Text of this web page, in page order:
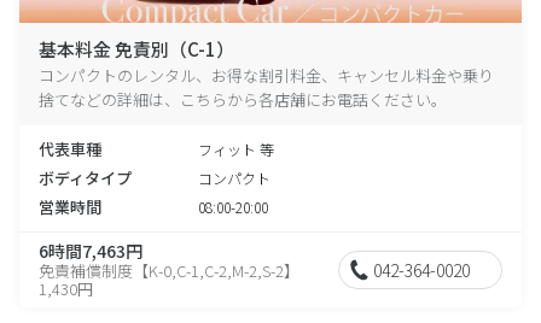
基本料金 免責別（C-1）
コンパクトのレンタル、お得な割引料金、キャンセル料金や乗り
捨てなどの詳細は、こちらから各店舗にお電話ください。
代表車種 フィット 等
ボディタイプ コンパクト
営業時間 08:00-20:00
6時間7,463円
免責補償制度【K-0,C-1,C-2,M-2,S-2】
1,430円
042-364-0020